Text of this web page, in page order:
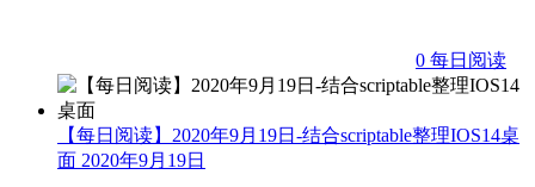
0 每日阅读
【每日阅读】2020年9月19日-结合scriptable整理IOS14桌
面 2020年9月19日